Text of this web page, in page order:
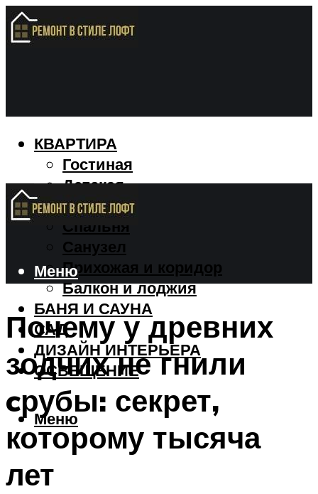
КВАРТИРА
Гостиная
Детская
Кухня
Спальня
Санузел
Прихожая и коридор
Балкон и лоджия
БАНЯ И САУНА
САД
ДИЗАЙН ИНТЕРЬЕРА
ОСВЕЩЕНИЕ
Меню
Меню
Почему у древних
зодчих не гнили
cрубы: секрет,
которому тысяча
лет